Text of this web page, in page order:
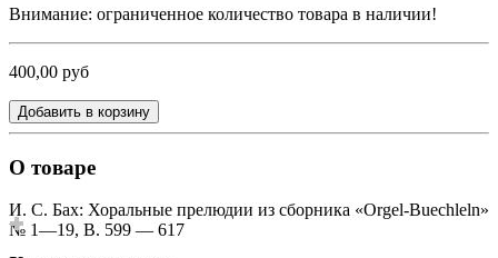
Внимание: ограниченное количество товара в наличии!
400,00 руб
Добавить в корзину
О товаре
И. С. Бах: Хоральные прелюдии из сборника «Orgel-Buechleln»
№ 1—19, В. 599 — 617